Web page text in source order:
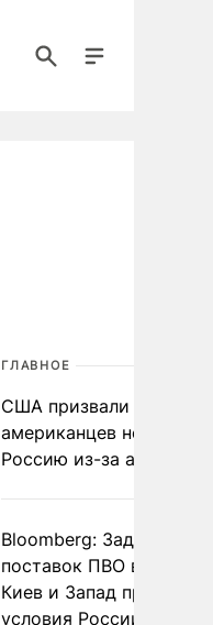
ГЛАВНОЕ
США призвали
американцев не
Россию из-за атак ВСУ
Bloomberg: Задержка
поставок ПВО вынудит
Киев и Запад принять
условия России